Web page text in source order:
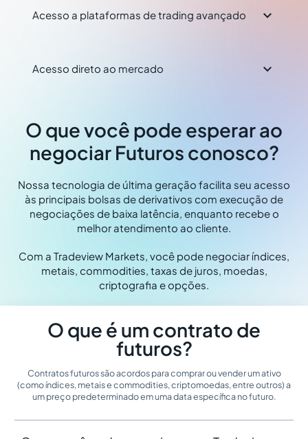
Acesso a plataformas de trading avançado 
Acesso direto ao mercado 
O que você pode esperar ao
negociar Futuros conosco?
Nossa tecnologia de última geração facilita seu acesso
às principais bolsas de derivativos com execução de
negociações de baixa latência, enquanto recebe o
melhor atendimento ao cliente.
Com a Tradeview Markets, você pode negociar índices,
metais, commodities, taxas de juros, moedas,
criptografia e opções.
O que é um contrato de
futuros?
Contratos futuros são acordos para comprar ou vender um ativo
(como índices, metais e commodities, criptomoedas, entre outros) a
um preço predeterminado em uma data específica no futuro.